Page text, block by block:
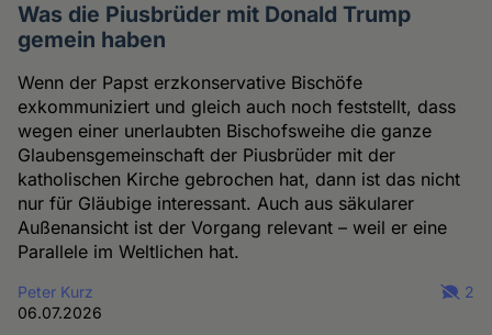
Was die Piusbrüder mit Donald Trump
gemein haben
Wenn der Papst erzkonservative Bischöfe
exkommuniziert und gleich auch noch feststellt, dass
wegen einer unerlaubten Bischofsweihe die ganze
Glaubensgemeinschaft der Piusbrüder mit der
katholischen Kirche gebrochen hat, dann ist das nicht
nur für Gläubige interessant. Auch aus säkularer
Außenansicht ist der Vorgang relevant – weil er eine
Parallele im Weltlichen hat.
Peter Kurz
06.07.2026
2